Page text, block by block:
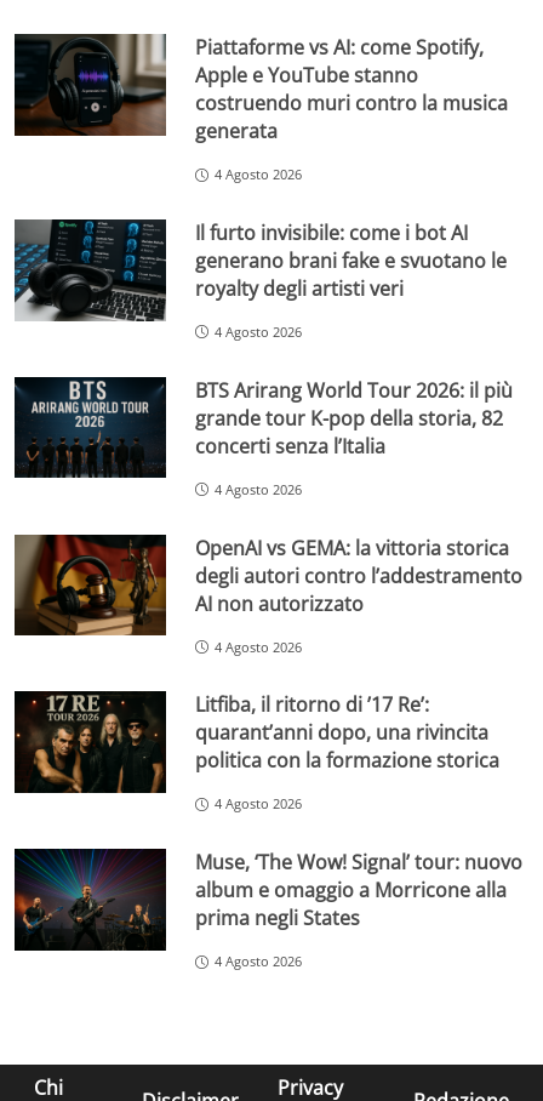
Piattaforme vs AI: come Spotify,
Apple e YouTube stanno
costruendo muri contro la musica
generata
4 Agosto 2026
Il furto invisibile: come i bot AI
generano brani fake e svuotano le
royalty degli artisti veri
4 Agosto 2026
BTS Arirang World Tour 2026: il più
grande tour K-pop della storia, 82
concerti senza l’Italia
4 Agosto 2026
OpenAI vs GEMA: la vittoria storica
degli autori contro l’addestramento
AI non autorizzato
4 Agosto 2026
Litfiba, il ritorno di ’17 Re’:
quarant’anni dopo, una rivincita
politica con la formazione storica
4 Agosto 2026
Muse, ‘The Wow! Signal’ tour: nuovo
album e omaggio a Morricone alla
prima negli States
4 Agosto 2026
Chi Privacy